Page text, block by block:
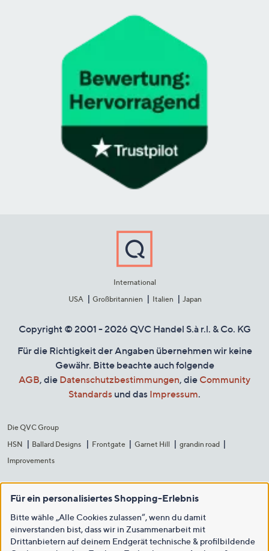
International
USA
Großbritannien Italien Japan
Copyright © 2001 - 2026 QVC Handel S.à r.l. & Co. KG
Für die Richtigkeit der Angaben übernehmen wir keine
Gewähr. Bitte beachte auch folgende
AGB, die Datenschutzbestimmungen, die Community
Standards und das Impressum.
Die QVC Group
HSN
Ballard Designs Frontgate Garnet Hill
grandin road
Improvements
Für ein personalisiertes Shopping-Erlebnis
Bitte wähle „Alle Cookies zulassen“, wenn du damit
einverstanden bist, dass wir in Zusammenarbeit mit
Drittanbietern auf deinem Endgerät technische & profilbildende